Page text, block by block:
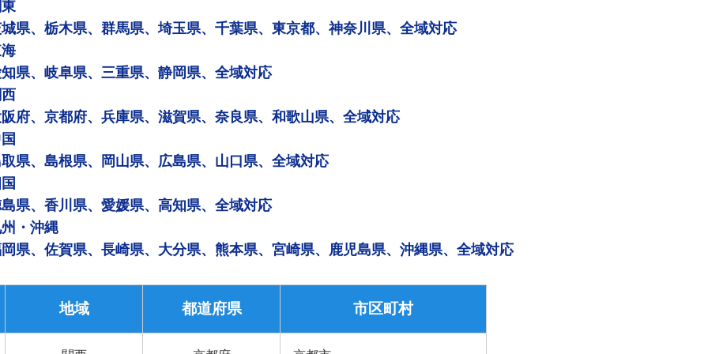
県、栃木県、群馬県、埼玉県、千葉県、東京都、神奈川県、全域対応
県、岐阜県、三重県、静岡県、全域対応
府、京都府、兵庫県、滋賀県、奈良県、和歌山県、全域対応
県、島根県、岡山県、広島県、山口県、全域対応
県、香川県、愛媛県、高知県、全域対応
・沖縄
県、佐賀県、長崎県、大分県、熊本県、宮崎県、鹿児島県、沖縄県、全域対応
地域 都道府県 市区町村